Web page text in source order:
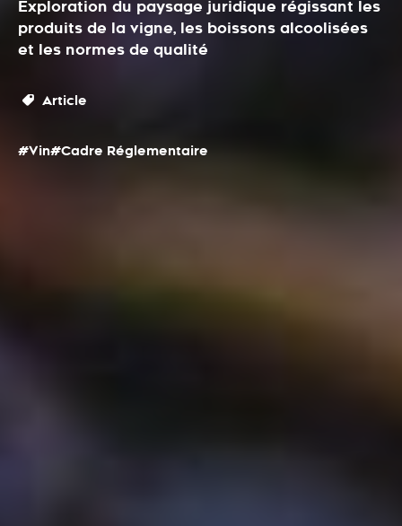
Exploration du paysage juridique régissant les
produits de la vigne, les boissons alcoolisées
et les normes de qualité
Article
#Vin#Cadre Réglementaire